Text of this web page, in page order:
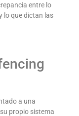
entre lo
lo que dictan las
a una
propio sistema